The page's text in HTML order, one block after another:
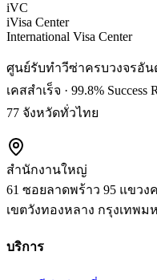
iVC
iVisa Center
International Visa Center
ศูนย์รับทำวีซ่าครบวงจรอัน
เคสสำเร็จ · 99.8%
77 จังหวัดทั่วไทย
สำนักงานใหญ่
61 ซอยลาดพร้าว 95 แขวง
เขตวังทองหลาง กรุงเทพม
บริการ